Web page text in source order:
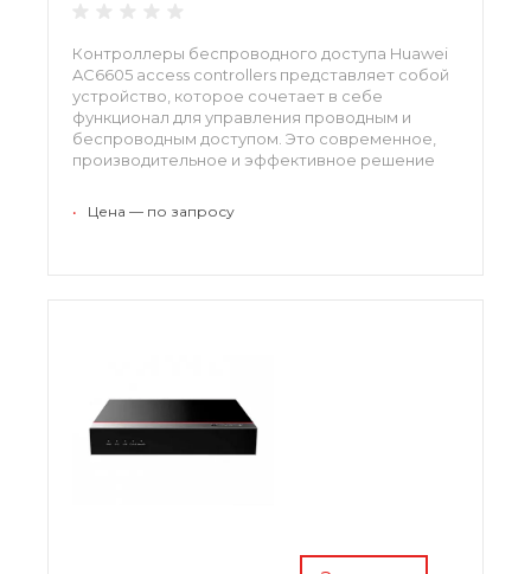
Контроллеры беспроводного доступа Huawei
AC6605 access controllers представляет собой
устройство, которое сочетает в себе
функционал для управления проводным и
беспроводным доступом. Это современное,
производительное и эффективное решение
• Цена — по запросу